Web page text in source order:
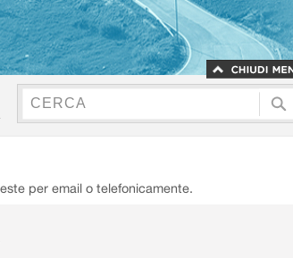
per email o telefonicamente.